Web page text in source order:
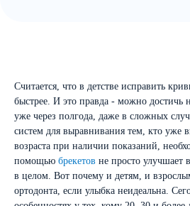
Считается, что в детстве исправить
быстрее. И это правда - можно достичь
уже через полгода, даже в сложных
систем для выравнивания тем, кто уже
возраста при наличии показаний,
помощью брекетов не просто улучшает
в целом. Вот почему и детям, и
ортодонта, если улыбка неидеальна.